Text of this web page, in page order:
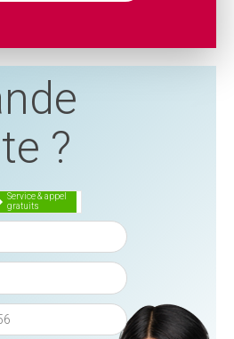
?
service & appel
gratuits